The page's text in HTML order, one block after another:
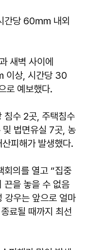
간당 60㎜ 내외
새벽 사이에
상, 시간당 30
로 예보했다.
침수 2곳, 주택침수
법면유실 7곳, 농
피해가 발생했다.
회의를 열고 “집중
끈을 놓을 수 없음
강우는 앞으로 얼마
료될 때까지 최선